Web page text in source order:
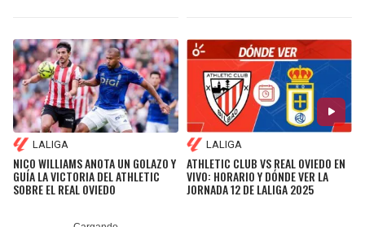
LALIGA
NICO WILLIAMS ANOTA UN GOLAZO Y
GUÍA LA VICTORIA DEL ATHLETIC
SOBRE EL REAL OVIEDO
LALIGA
ATHLETIC CLUB VS REAL OVIEDO EN
VIVO: HORARIO Y DÓNDE VER LA
JORNADA 12 DE LALIGA 2025